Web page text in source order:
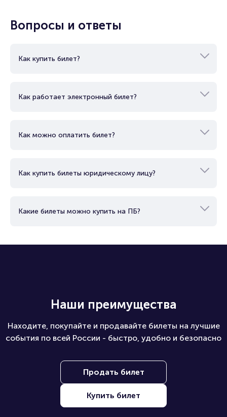
Брокерам
Организаторам
Вопросы и ответы
Как купить билет?
Как работает электронный билет?
Как можно оплатить билет?
Как купить билеты юридическому лицу?
Какие билеты можно купить на ПБ?
Наши преимущества
Находите, покупайте и продавайте билеты на лучшие
события по всей России - быстро, удобно и безопасно
Продать билет
Купить билет